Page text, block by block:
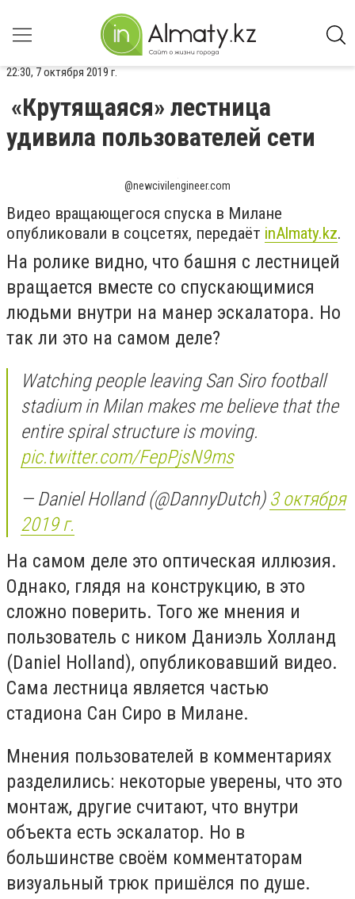
22:30, 7 октября 2019 г.
«Крутящаяся» лестница
удивила пользователей сети
@newcivilengineer.com
Видео вращающегося спуска в Милане
опубликовали в соцсетях, передаёт inAlmaty.kz.
На ролике видно, что башня с лестницей
вращается вместе со спускающимися
людьми внутри на манер эскалатора. Но
так ли это на самом деле?
Watching people leaving San Siro football
stadium in Milan makes me believe that the
entire spiral structure is moving.
pic.twitter.com/FepPjsN9ms
— Daniel Holland (@DannyDutch) 3 октября
2019 г.
На самом деле это оптическая иллюзия.
Однако, глядя на конструкцию, в это
сложно поверить. Того же мнения и
пользователь с ником Даниэль Холланд
(Daniel Holland), опубликовавший видео.
Сама лестница является частью
стадиона Сан Сиро в Милане.
Мнения пользователей в комментариях
разделились: некоторые уверены, что это
монтаж, другие считают, что внутри
объекта есть эскалатор. Но в
большинстве своём комментаторам
визуальный трюк пришёлся по душе.